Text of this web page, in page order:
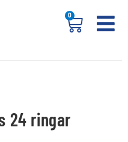
0
24 ringar